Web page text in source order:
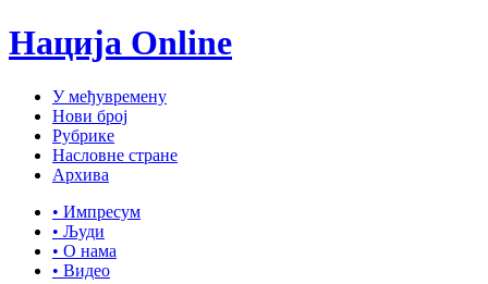
Нација Online
У међувремену
Нови број
Рубрике
Насловне стране
Архива
• Импресум
• Људи
• О нама
• Видео